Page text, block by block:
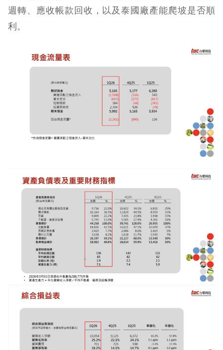
週轉、應收帳款回收，以及泰國廠產能爬坡是否順
利。